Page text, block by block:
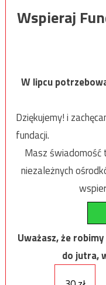
Wspieraj
W lipcu
Dziękujemy! i
fundacji.
Masz
niezależnych
Uważasz, że
do jutra,